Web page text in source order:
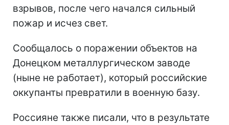
взрывов, после чего начался сильный
пожар и исчез свет.
Сообщалось о поражении объектов на
Донецком металлургическом заводе
(ныне не работает), который российские
оккупанты превратили в военную базу.
Россияне также писали, что в результате